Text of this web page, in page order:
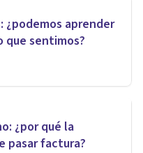
¿podemos aprender
que sentimos?
¿por qué la
pasar factura?